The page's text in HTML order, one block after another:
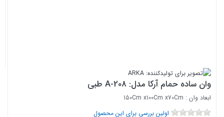
وان ساده حمام آرکا مدل: A-208 طبی
ابعاد وان : 150Cm x100Cm x70Cm
اولین بررسی برای این محصول